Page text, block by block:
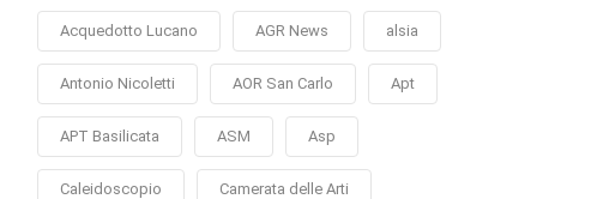
Acquedotto Lucano AGR News alsia
Antonio Nicoletti AOR San Carlo Apt
APT Basilicata ASM Asp
Caleidoscopio Camerata delle Arti